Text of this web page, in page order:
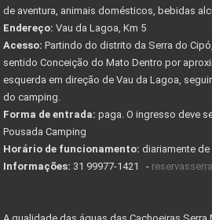
de aventura, animais domésticos, bebidas
Endereço: Vau da Lagoa, Km 5
Acesso: Partindo do distrito da Serra do
sentido Conceição do Mato Dentro por
esquerda em direção de Vau da Lagoa,
do camping.
Forma de entrada: paga. O ingresso deve
Pousada Camping
Horário de funcionamento: diariamente de
Informações: 31 99977-1421 -